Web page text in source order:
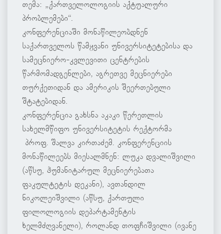
თემა: „ქართველოლოგიის აქტუალური
პრობლემები“.
კონფერენციაში მონაწილეობდნენ
საქართველოს წამყვანი უნივერსიტეტებისა და
სამეცნიერო-კვლევითი ცენტრების
წარმომადგენლები, აგრეთვე მეცნიერები
თურქეთიდან და ამერიკის შეერთებული
შტატებიდან.
კონფერენცია გახსნა აკაკი წერეთლის
სახელმწიფო უნივერსიტეტის რექტორმა
პროფ. შალვა კირთაძემ. კონფერენციის
მონაწილეებს მიესალმნენ: ლუკა დვალიშვილი
(აწსუ, ჰუმანიტარულ მეცნიერებათა
ფაკულტეტის დეკანი), ავთანდილ
ნიკოლეიშვილი (აწსუ, ქართული
ფილოლოგიის დეპარტამენტის
ხელმძღვანელი), როლანდ თოფჩიშვილი (ივანე